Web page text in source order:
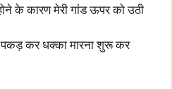
के कारण मेरी गांड ऊपर को उठी
कर धक्का मारना शुरू कर